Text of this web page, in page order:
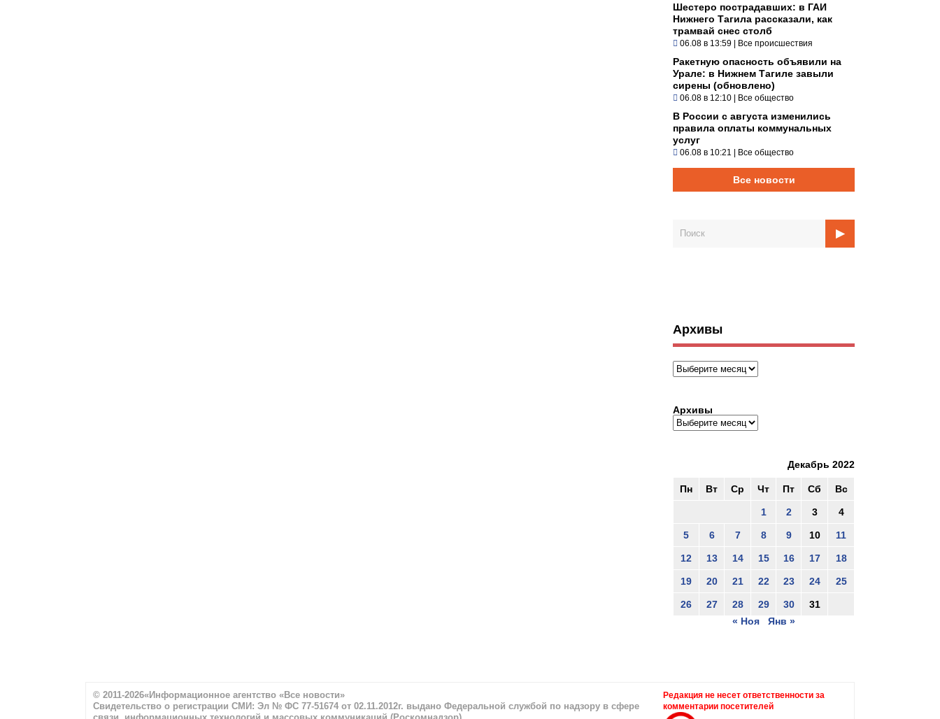
Шестеро пострадавших: в ГАИ
Нижнего Тагила рассказали, как
трамвай снес столб
06.08 в 13:59 | Все происшествия
Ракетную опасность объявили на
Урале: в Нижнем Тагиле завыли
сирены (обновлено)
06.08 в 12:10 | Все общество
В России с августа изменились
правила оплаты коммунальных
услуг
06.08 в 10:21 | Все общество
Все новости
Архивы
Архивы
Архивы
Декабрь 2022
Пн Вт Ср Чт Пт Сб Вс
1 2 3 4
5 6 7 8 9 10 11
12 13 14 15 16 17 18
19 20 21 22 23 24 25
26 27 28 29 30
31
« Ноя
Янв »
© 2011-2026«Информационное агентство «Все новости»
Свидетельство о регистрации СМИ: Эл № ФС 77-51674 от 02.11.2012г. выдано Федеральной службой по надзору в сфере
Редакция не несет ответственности за
комментарии посетителей